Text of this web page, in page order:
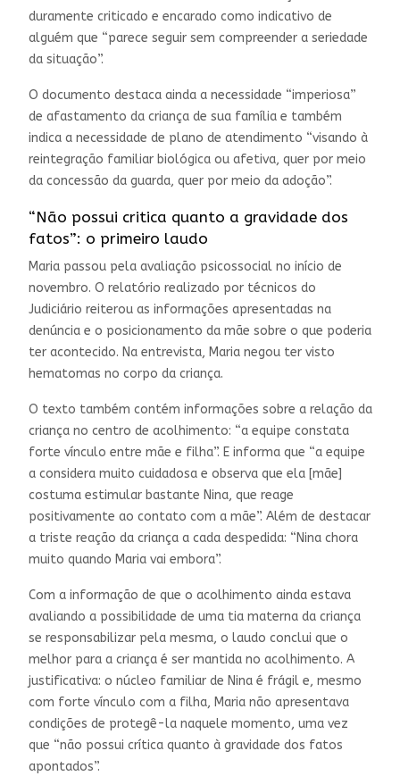
duramente criticado e encarado como indicativo de
alguém que “parece seguir sem compreender a seriedade
da situação”.
O documento destaca ainda a necessidade “imperiosa”
de afastamento da criança de sua família e também
indica a necessidade de plano de atendimento “visando à
reintegração familiar biológica ou afetiva, quer por meio
da concessão da guarda, quer por meio da adoção”.
“Não possui critica quanto a gravidade dos
fatos”: o primeiro laudo
Maria passou pela avaliação psicossocial no início de
novembro. O relatório realizado por técnicos do
Judiciário reiterou as informações apresentadas na
denúncia e o posicionamento da mãe sobre o que poderia
ter acontecido. Na entrevista, Maria negou ter visto
hematomas no corpo da criança.
O texto também contém informações sobre a relação da
criança no centro de acolhimento: “a equipe constata
forte vínculo entre mãe e filha”. E informa que “a equipe
a considera muito cuidadosa e observa que ela [mãe]
costuma estimular bastante Nina, que reage
positivamente ao contato com a mãe”. Além de destacar
a triste reação da criança a cada despedida: “Nina chora
muito quando Maria vai embora”.
Com a informação de que o acolhimento ainda estava
avaliando a possibilidade de uma tia materna da criança
se responsabilizar pela mesma, o laudo conclui que o
melhor para a criança é ser mantida no acolhimento. A
justificativa: o núcleo familiar de Nina é frágil e, mesmo
com forte vínculo com a filha, Maria não apresentava
condições de protegê-la naquele momento, uma vez
que “não possui crítica quanto à gravidade dos fatos
apontados”.